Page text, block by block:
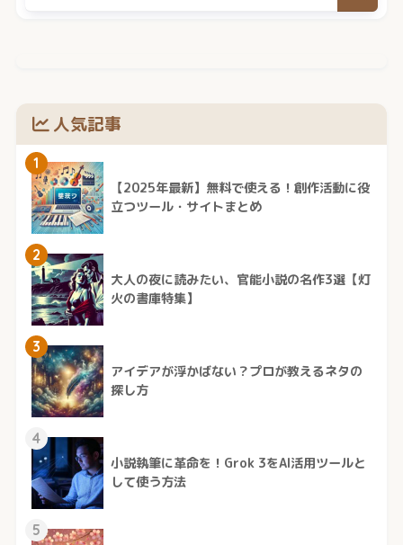
人気記事
1
【2025年最新】無料で使える！創作活動に役
立つツール・サイトまとめ
2
大人の夜に読みたい、官能小説の名作3選【灯
火の書庫特集】
3
アイデアが浮かばない？プロが教えるネタの
探し方
4
小説執筆に革命を！Grok 3をAI活用ツールと
して使う方法
5